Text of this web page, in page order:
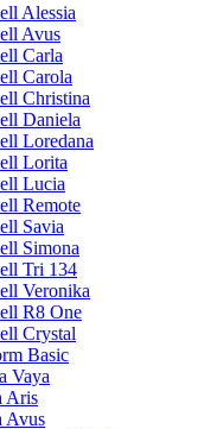
Alessia
Avus
Carla
Carola
Christina
Daniela
Loredana
Lorita
Lucia
Remote
Savia
Simona
Tri 134
Veronika
R8 One
Crystal
Basic
Vaya
Aris
Avus